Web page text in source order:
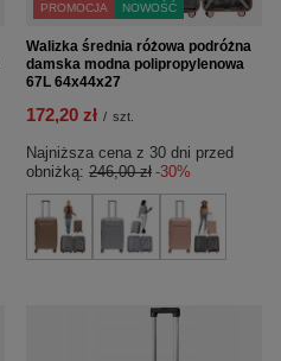
PROMOCJA NOWOŚĆ
Walizka średnia różowa podróżna
damska modna polipropylenowa
67L 64x44x27
172,20 zł / szt.
Najniższa cena z 30 dni przed
obniżką: 246,00 zł -30%